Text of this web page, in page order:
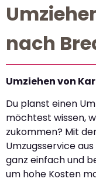
nach
Umziehen von
Du planst einen
möchtest wissen,
zukommen? Mit
Umzugsservice
ganz einfach und
um hohe Kosten